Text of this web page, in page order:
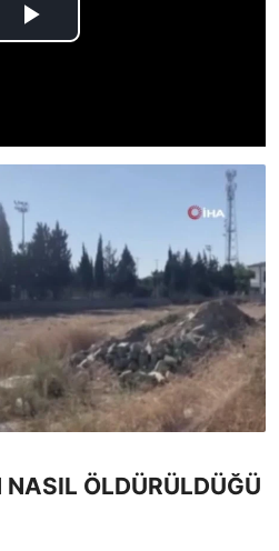
ÖLDÜRÜLDÜĞÜ